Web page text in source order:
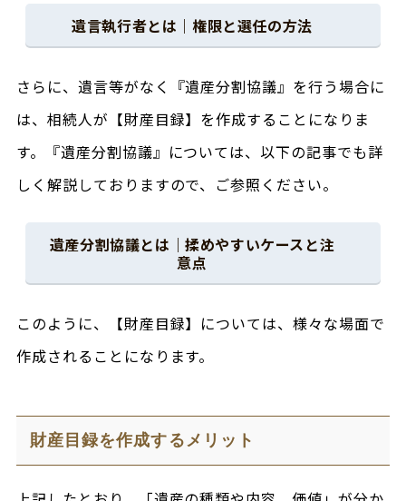
遺言執行者とは｜権限と選任の方法
さらに、遺言等がなく『遺産分割協議』を行う場合に
は、相続人が【財産目録】を作成することになりま
す。『遺産分割協議』については、以下の記事でも詳
しく解説しておりますので、ご参照ください。
遺産分割協議とは｜揉めやすいケースと注
意点
このように、【財産目録】については、様々な場面で
作成されることになります。
財産目録を作成するメリット